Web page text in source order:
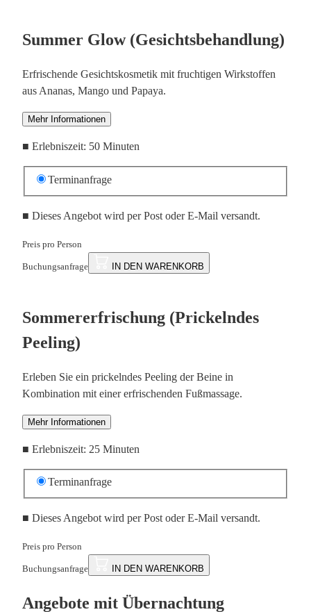
Summer Glow (Gesichtsbehandlung)
Erfrischende Gesichtskosmetik mit fruchtigen Wirkstoffen
aus Ananas, Mango und Papaya.
Mehr Informationen
■ Erlebniszeit: 50 Minuten
Terminanfrage
■ Dieses Angebot wird per Post oder E-Mail versandt.
Preis pro Person
Buchungsanfrage IN DEN WARENKORB
Sommererfrischung (Prickelndes
Peeling)
Erleben Sie ein prickelndes Peeling der Beine in
Kombination mit einer erfrischenden Fußmassage.
Mehr Informationen
■ Erlebniszeit: 25 Minuten
Terminanfrage
■ Dieses Angebot wird per Post oder E-Mail versandt.
Preis pro Person
Buchungsanfrage IN DEN WARENKORB
Angebote mit Übernachtung